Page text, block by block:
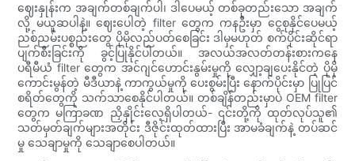
ဈေးနှုန်းက အချက်တစ်ချက်ပါ၊ ဒါပေမယ့် တစ်ခုတည်းသော အချက်
လို့ မယူဆပါနဲ့။ ဈေးပေါတဲ့ filter တွေက ကနဦးမှာ ငွေစုနိုင်ပေမယ့်
ညစ်ညမ်းပစ္စည်းတွေ ပိုမိုလည်ပတ်စေခြင်း ဒါမှမဟုတ် စက်ပိုင်းဆိုင်ရာ
ပျက်စီးခြင်းကို ခွင့်ပြုနိုင်ပါတယ်။ အလယ်အလတ်တန်းစားကနေ
ပရီမီယံ filter တွေက အင်ဂျင်ဟောင်းနွမ်းမှုကို လျှော့ချပေးနိုင်တဲ့ ပိုမို
ကောင်းမွန်တဲ့ မီဒီယာနဲ့ ကာကွယ်မှုကို ပေးစွမ်းပြီး နောက်ပိုင်းမှာ ပြုပြင်
စရိတ်တွေကို သက်သာစေနိုင်ပါတယ်။ တစ်ချိန်တည်းမှာပဲ OEM filter
တွေက မကြာခဏ ညှိနှိုင်းလေ့ရှိပါတယ်- ၎င်းတို့ကို ထုတ်လုပ်သူ၏
သတ်မှတ်ချက်များအတိုင်း ဒီဇိုင်းထုတ်ထားပြီး အာမခံချက်နဲ့ တပ်ဆင်
မှု သေချာမှုကို သေချာစေပါတယ်။